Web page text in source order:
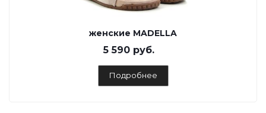
женские MADELLA
5 590 руб.
Подробнее